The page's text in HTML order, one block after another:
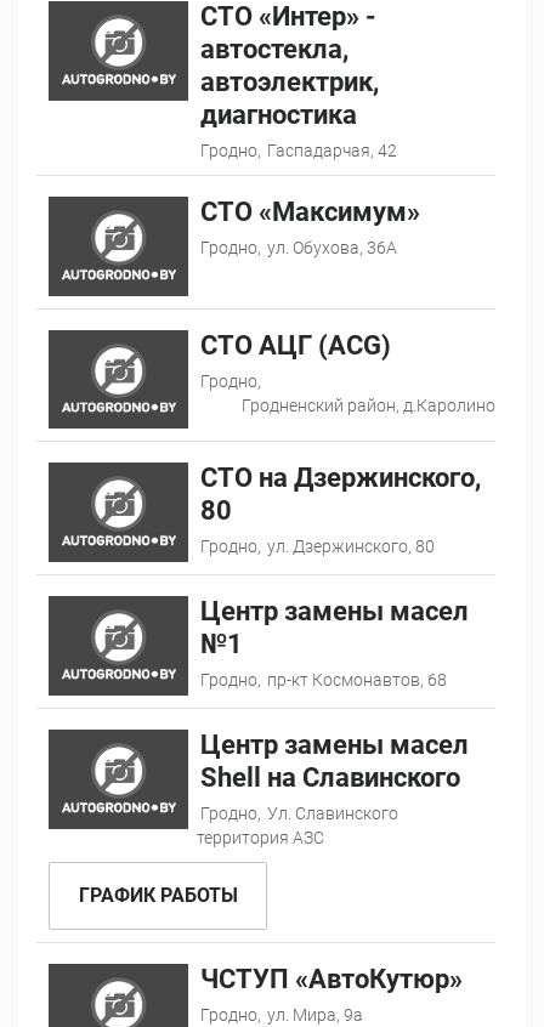
СТО «Интер» -
автостекла,
автоэлектрик,
диагностика
Гродно, Гаспадарчая, 42
СТО «Максимум»
Гродно, ул. Обухова, 36А
СТО АЦГ (ACG)
Гродно,
Гродненский район, д.Каролино
СТО на Дзержинского,
80
Гродно, ул. Дзержинского, 80
Центр замены масел
№1
Гродно, пр-кт Космонавтов, 68
Центр замены масел
Shell на Славинского
Гродно, Ул. Славинского
территория АЗС
ГРАФИК РАБОТЫ
ЧСТУП «АвтоКутюр»
Гродно, ул. Мира, 9а